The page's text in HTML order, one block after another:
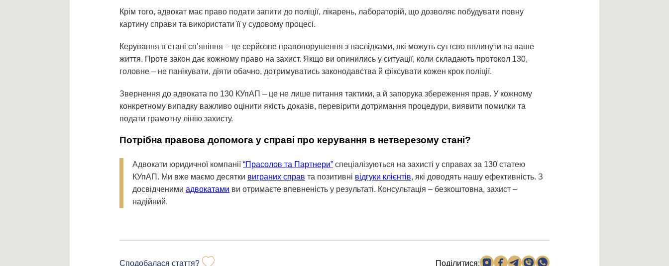
Крім того, адвокат має право подати запити до поліції, лікарень, лабораторій, що дозволяє побудувати повну
картину справи та використати її у судовому процесі.
Керування в стані сп’яніння – це серйозне правопорушення з наслідками, які можуть суттєво вплинути на ваше
життя. Проте закон дає кожному право на захист. Якщо ви опинились у ситуації, коли складають протокол 130,
головне – не панікувати, діяти обачно, дотримуватись законодавства й фіксувати кожен крок поліції.
Звернення до адвоката по 130 КУпАП – це не лише питання тактики, а й запорука збереження прав. У кожному
конкретному випадку важливо оцінити якість доказів, перевірити дотримання процедури, виявити помилки та
подати грамотну лінію захисту.
Потрібна правова допомога у справі про керування в нетверезому стані?
Адвокати юридичної компанії“Прасолов та Партнери” спеціалізуються на захисті у справах за 130 статею
КУпАП. Ми вже маємо десятки виграних справ та позитивні відгуки клієнтів, які доводять нашу ефективність. З
досвідченими адвокатами ви отримаєте впевненість у результаті. Консультація – безкоштовна, захист –
надійний.
Сподобалася стаття? Поділитися: